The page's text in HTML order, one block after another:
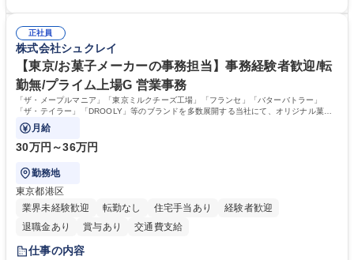
年休120日/デスクワーク中心で残業少なめ
整、資料作成、当日の運営サポート 学歴・資格 学歴：大学院 大学 語学
力： 資格：
正社員
株式会社シュクレイ
【東京/お菓子メーカーの事務担当】事務経験者歓迎/転
勤無/プライム上場G 営業事務
「ザ・メープルマニア」「東京ミルクチーズ工場」「フランセ」「バターバトラー」
「ザ・テイラー」「DROOLY」等のブランドを多数展開する当社にて、オリジナル菓子
ブランド商品の事務業務をお任せいたします。
月給
30万円～36万円
勤務地
東京都港区
業界未経験歓迎
転勤なし 住宅手当あり
経験者歓迎
退職金あり
賞与あり 交通費支給
仕事の内容